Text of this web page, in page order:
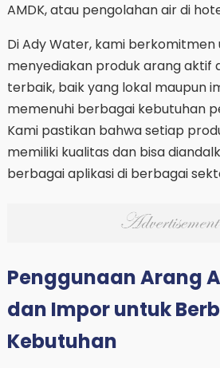
AMDK, atau pengolahan air di
Di Ady Water, kami berkomitmen
menyediakan produk arang aktif
terbaik, baik yang lokal maupun
memenuhi berbagai kebutuhan
Kami pastikan bahwa setiap
memiliki kualitas dan bisa
berbagai aplikasi di berbagai
Penggunaan Arang
dan Impor untuk
Kebutuhan